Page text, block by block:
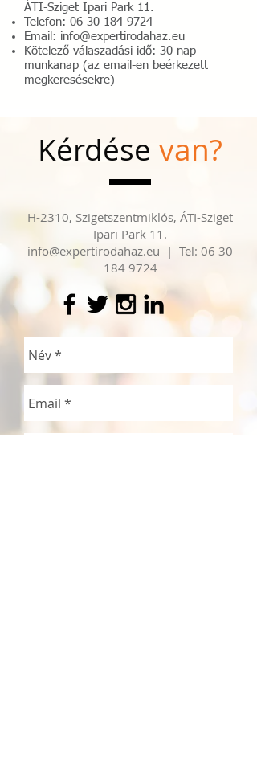
ÁTI-Sziget Ipari Park 11.
Telefon: 06 30 184 9724
Email: info@expertirodahaz.eu
Kötelező válaszadási idő: 30 nap
munkanap (az email-en beérkezett
megkeresésekre)
Kérdése van?
H-2310, Szigetszentmiklós, ÁTI-Sziget
Ipari Park 11.
info@expertirodahaz.eu | Tel: 06 30
184 9724